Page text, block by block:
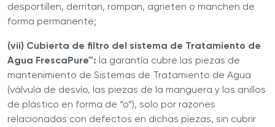
desportillen, derritan, rompan, agrieten o manchen de
forma permanente;
(vii) Cubierta de filtro del sistema de Tratamiento de
Agua FrescaPure™: la garantía cubre las piezas de
mantenimiento de Sistemas de Tratamiento de Agua
(válvula de desvío, las piezas de la manguera y los anillos
de plástico en forma de “o”), solo por razones
relacionadas con defectos en dichas piezas, sin cubrir